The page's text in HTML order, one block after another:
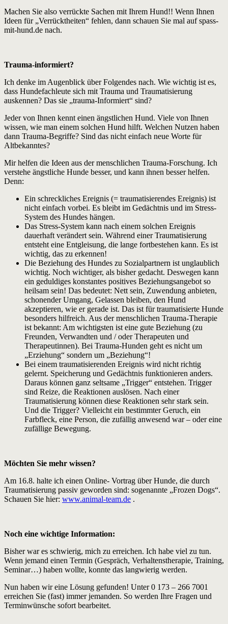
Machen Sie also verrückte Sachen mit Ihrem Hund!! Wenn Ihnen
Ideen für „Verrücktheiten“ fehlen, dann schauen Sie mal auf spass-
mit-hund.de nach.
Trauma-informiert?
Ich denke im Augenblick über Folgendes nach. Wie wichtig ist es,
dass Hundefachleute sich mit Trauma und Traumatisierung
auskennen? Das sie „trauma-Informiert“ sind?
Jeder von Ihnen kennt einen ängstlichen Hund. Viele von Ihnen
wissen, wie man einem solchen Hund hilft. Welchen Nutzen haben
dann Trauma-Begriffe? Sind das nicht einfach neue Worte für
Altbekanntes?
Mir helfen die Ideen aus der menschlichen Trauma-Forschung. Ich
verstehe ängstliche Hunde besser, und kann ihnen besser helfen.
Denn:
Ein schreckliches Ereignis (= traumatisierendes Ereignis) ist
nicht einfach vorbei. Es bleibt im Gedächtnis und im Stress-
System des Hundes hängen.
Das Stress-System kann nach einem solchen Ereignis
dauerhaft verändert sein. Während einer Traumatisierung
entsteht eine Entgleisung, die lange fortbestehen kann. Es ist
wichtig, das zu erkennen!
Die Beziehung des Hundes zu Sozialpartnern ist unglaublich
wichtig. Noch wichtiger, als bisher gedacht. Deswegen kann
ein geduldiges konstantes positives Beziehungsangebot so
heilsam sein! Das bedeutet: Nett sein, Zuwendung anbieten,
schonender Umgang, Gelassen bleiben, den Hund
akzeptieren, wie er gerade ist. Das ist für traumatisierte Hunde
besonders hilfreich. Aus der menschlichen Trauma-Therapie
ist bekannt: Am wichtigsten ist eine gute Beziehung (zu
Freunden, Verwandten und / oder Therapeuten und
Therapeutinnen). Bei Trauma-Hunden geht es nicht um
„Erziehung“ sondern um „Beziehung“!
Bei einem traumatisierenden Ereignis wird nicht richtig
gelernt. Speicherung und Gedächtnis funktionieren anders.
Daraus können ganz seltsame „Trigger“ entstehen. Trigger
sind Reize, die Reaktionen auslösen. Nach einer
Traumatisierung können diese Reaktionen sehr stark sein.
Und die Trigger? Vielleicht ein bestimmter Geruch, ein
Farbfleck, eine Person, die zufällig anwesend war – oder eine
zufällige Bewegung.
Möchten Sie mehr wissen?
Am 16.8. halte ich einen Online- Vortrag über Hunde, die durch
Traumatisierung passiv geworden sind: sogenannte „Frozen Dogs“.
Schauen Sie hier: www.animal-team.de .
Noch eine wichtige Information:
Bisher war es schwierig, mich zu erreichen. Ich habe viel zu tun.
Wenn jemand einen Termin (Gespräch, Verhaltenstherapie, Training,
Seminar…) haben wollte, konnte das langwierig werden.
Nun haben wir eine Lösung gefunden! Unter 0 173 – 266 7001
erreichen Sie (fast) immer jemanden. So werden Ihre Fragen und
Terminwünsche sofort bearbeitet.